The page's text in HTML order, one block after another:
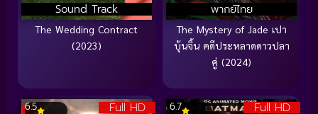
Sound Track
The Wedding Contract
(2023)
พากย์ไทย
The Mystery of Jade เปา
บุ้นจิ้น คดีประหลาดดาวปลา
คู่ (2024)
Full HD
6.5 Full HD
6.7